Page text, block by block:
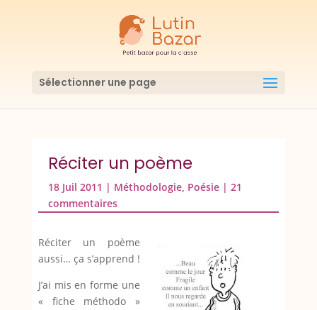
Sélectionner une page
Réciter un poème
18 Juil 2011 | Méthodologie, Poésie| 21
commentaires
Réciter un poème
aussi… ça s’apprend !
J’ai mis en forme une
« fiche méthodo »